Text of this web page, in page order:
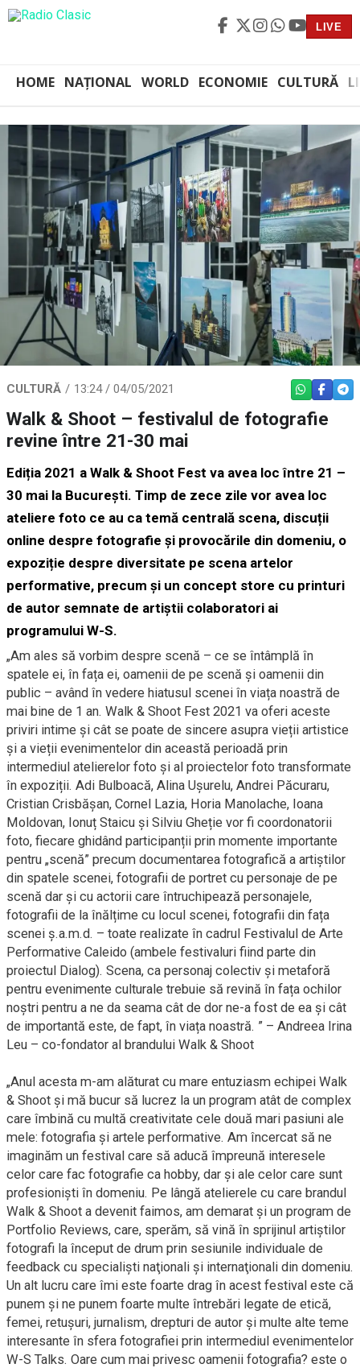
LIVE
HOME NAȚIONAL WORLD ECONOMIE CULTURĂ
CULTURĂ 13:24 / 04/05/2021 WHATSAPP
Walk & Shoot – festivalul de fotografie
revine între 21-30 mai
Ediția 2021 a Walk & Shoot Fest va avea loc între 21 –
30 mai la București. Timp de zece zile vor avea loc
ateliere foto ce au ca temă centrală scena, discuții
online despre fotografie și provocările din domeniu, o
expoziție despre diversitate pe scena artelor
performative, precum și un concept store cu printuri
de autor semnate de artiştii colaboratori ai
programului W-S.
„Am ales să vorbim despre scenă – ce se întâmplă în
spatele ei, în fața ei, oamenii de pe scenă și oamenii din
public – având în vedere hiatusul scenei în viața noastră de
mai bine de 1 an. Walk & Shoot Fest 2021 va oferi aceste
priviri intime și cât se poate de sincere asupra vieții artistice
și a vieții evenimentelor din această perioadă prin
intermediul atelierelor foto și al proiectelor foto transformate
în expoziții. Adi Bulboacă, Alina Ușurelu, Andrei Păcuraru,
Cristian Crisbășan, Cornel Lazia, Horia Manolache, Ioana
Moldovan, Ionuț Staicu și Silviu Gheție vor fi coordonatorii
foto, fiecare ghidând participanții prin momente importante
pentru „scenă” precum documentarea fotografică a artiștilor
din spatele scenei, fotografii de portret cu personaje de pe
scenă dar și cu actorii care întruchipează personajele,
fotografii de la înălțime cu locul scenei, fotografii din fața
scenei ș.a.m.d. – toate realizate în cadrul Festivalul de Arte
Performative Caleido (ambele festivaluri fiind parte din
proiectul Dialog). Scena, ca personaj colectiv și metaforă
pentru evenimente culturale trebuie să revină în fața ochilor
noștri pentru a ne da seama cât de dor ne-a fost de ea și cât
de importantă este, de fapt, în viața noastră. ” – Andreea Irina
Leu – co-fondator al brandului Walk & Shoot
„Anul acesta m-am alăturat cu mare entuziasm echipei Walk
& Shoot şi mă bucur să lucrez la un program atât de complex
care îmbină cu multă creativitate cele două mari pasiuni ale
mele: fotografia şi artele performative. Am încercat să ne
imaginăm un festival care să aducă împreună interesele
celor care fac fotografie ca hobby, dar şi ale celor care sunt
profesionişti în domeniu. Pe lângă atelierele cu care brandul
Walk & Shoot a devenit faimos, am demarat şi un program de
Portfolio Reviews, care, sperăm, să vină în sprijinul artiştilor
fotografi la început de drum prin sesiunile individuale de
feedback cu specialişti naţionali şi internaţionali din domeniu.
Un alt lucru care îmi este foarte drag în acest festival este că
punem şi ne punem foarte multe întrebări legate de etică,
femei, retuşuri, jurnalism, drepturi de autor şi multe alte teme
interesante în sfera fotografiei prin intermediul evenimentelor
W-S Talks. Oare cum mai privesc oamenii fotografia? este o